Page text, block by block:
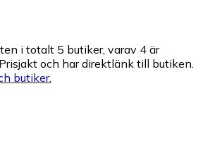
i totalt 5 butiker, varav 4 är
och har direktlänk till butiken.
butiker.